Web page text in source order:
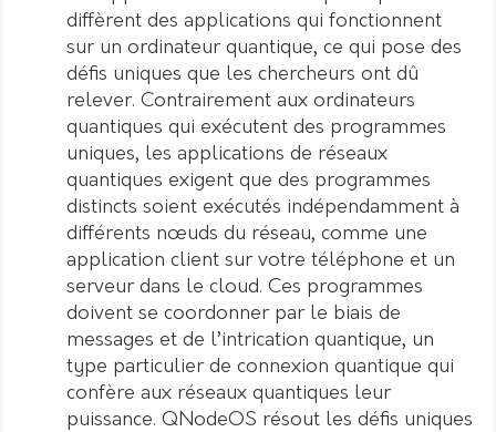
diffèrent des applications qui fonctionnent
sur un ordinateur quantique, ce qui pose des
défis uniques que les chercheurs ont dû
relever. Contrairement aux ordinateurs
quantiques qui exécutent des programmes
uniques, les applications de réseaux
quantiques exigent que des programmes
distincts soient exécutés indépendamment à
différents nœuds du réseau, comme une
application client sur votre téléphone et un
serveur dans le cloud. Ces programmes
doivent se coordonner par le biais de
messages et de l’intrication quantique, un
type particulier de connexion quantique qui
confère aux réseaux quantiques leur
puissance. QNodeOS résout les défis uniques